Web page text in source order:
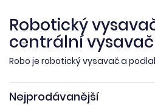
Robotický
centrální vysavač
Robo je robotický vysavač a
Nejprodávanější